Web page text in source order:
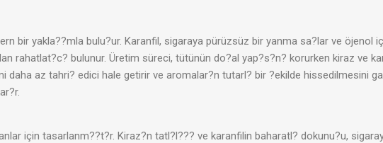
bir yakla??mla bulu?ur. Karanfil, sigaraya pürüzsüz bir yanma sa?lar ve öjenol
rahatlat?c? bulunur. Üretim süreci, tütünün do?al yap?s?n? korurken kiraz ve
az tahri? edici hale getirir ve aromalar?n tutarl? bir ?ekilde hissedilmesini
için tasarlanm??t?r. Kiraz?n tatl?l??? ve karanfilin baharatl? dokunu?u,